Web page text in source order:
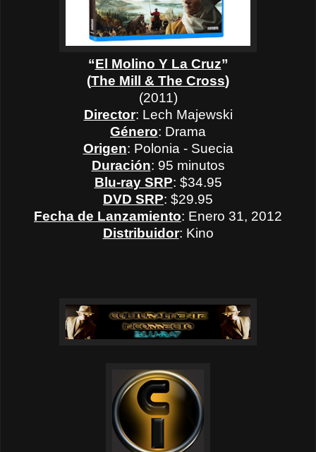
“El Molino Y La Cruz”
(The Mill & The Cross)
(2011)
Director: Lech Majewski
Género: Drama
Origen: Polonia - Suecia
Duración: 95 minutos
Blu-ray SRP: $34.95
DVD SRP: $29.95
Fecha de Lanzamiento: Enero 31, 2012
Distribuidor: Kino